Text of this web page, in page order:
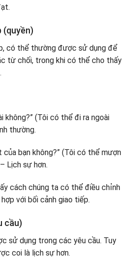
(quyền)
có thể thường được sử dụng để
từ chối, trong khi có thể cho thấy
không?” (Tôi có thể đi ra ngoài
thường.
bạn không?” (Tôi có thể mượn
Lịch sự hơn.
cách chúng ta có thể điều chỉnh
với bối cảnh giao tiếp.
cầu)
sử dụng trong các yêu cầu. Tuy
coi là lịch sự hơn.